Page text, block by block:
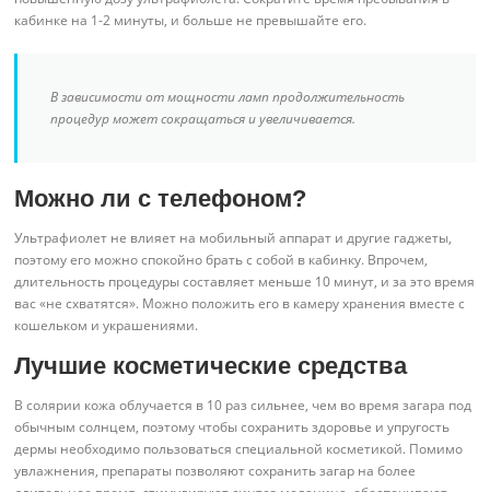
кабинке на 1-2 минуты, и больше не превышайте его.
В зависимости от мощности ламп продолжительность
процедур может сокращаться и увеличивается.
Можно ли с телефоном?
Ультрафиолет не влияет на мобильный аппарат и другие гаджеты,
поэтому его можно спокойно брать с собой в кабинку. Впрочем,
длительность процедуры составляет меньше 10 минут, и за это время
вас «не схватятся». Можно положить его в камеру хранения вместе с
кошельком и украшениями.
Лучшие косметические средства
В солярии кожа облучается в 10 раз сильнее, чем во время загара под
обычным солнцем, поэтому чтобы сохранить здоровье и упругость
дермы необходимо пользоваться специальной косметикой. Помимо
увлажнения, препараты позволяют сохранить загар на более